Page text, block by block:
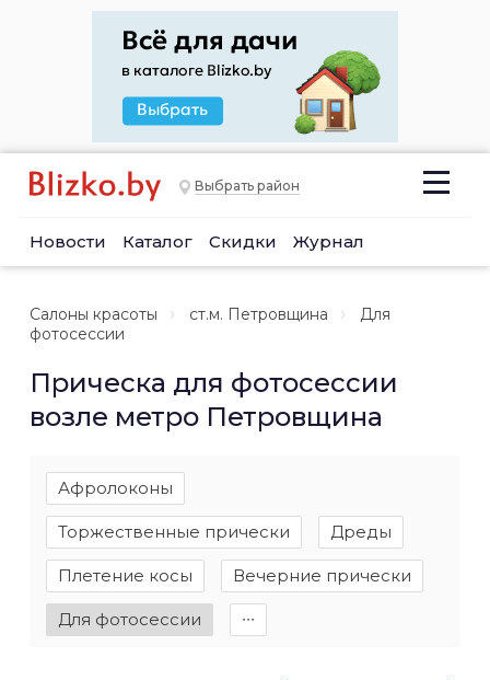
Выбрать район
Новости Каталог Скидки Журнал
Салоны красоты ст.м. Петровщина
Для
фотосессии
Прическа для фотосессии
возле метро Петровщина
Афролоконы
Торжественные прически Дреды
Плетение косы Вечерние прически
Для фотосессии ∙∙∙